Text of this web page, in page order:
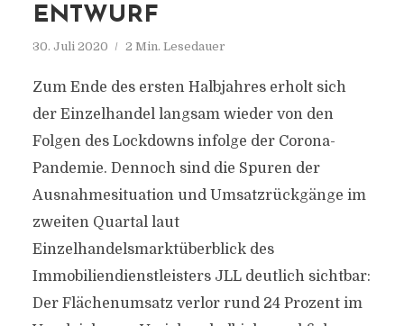
ENTWURF
30. Juli 2020 2 Min. Lesedauer
Zum Ende des ersten Halbjahres erholt sich
der Einzelhandel langsam wieder von den
Folgen des Lockdowns infolge der Corona-
Pandemie. Dennoch sind die Spuren der
Ausnahmesituation und Umsatzrückgänge im
zweiten Quartal laut
Einzelhandelsmarktüberblick des
Immobiliendienstleisters JLL deutlich sichtbar:
Der Flächenumsatz verlor rund 24 Prozent im